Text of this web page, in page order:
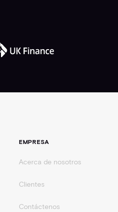
EMPRESA
Acerca de nosotros
Clientes
Contáctenos